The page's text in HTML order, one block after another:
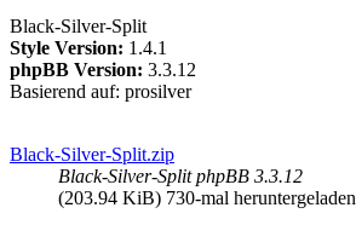
Black-Silver-Split
Style Version: 1.4.1
phpBB Version: 3.3.12
Basierend auf: prosilver
Black-Silver-Split.zip
Black-Silver-Split phpBB 3.3.12
(203.94 KiB) 730-mal heruntergeladen